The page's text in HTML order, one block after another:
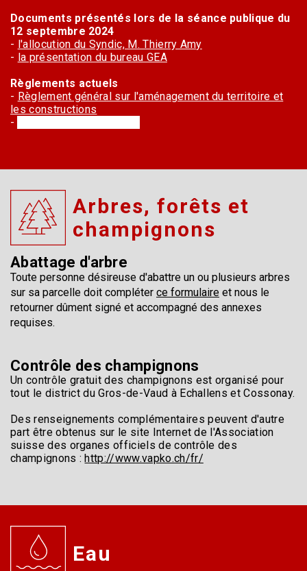
Documents présentés lors de la séance publique du
12 septembre 2024
- l'allocution du Syndic, M. Thierry Amy
- la présentation du bureau GEA
Règlements actuels
- Règlement général sur l'aménagement du territoire et
les constructions
-
Arbres, forêts et
champignons
Abattage d'arbre
Toute personne désireuse d'abattre un ou plusieurs arbres
sur sa parcelle doit compléter ce formulaire et nous le
retourner dûment signé et accompagné des annexes
requises.
Contrôle des champignons
Un contrôle gratuit des champignons est organisé pour
tout le district du Gros-de-Vaud à Echallens et Cossonay.
Des renseignements complémentaires peuvent d'autre
part être obtenus sur le site Internet de l'Association
suisse des organes officiels de contrôle des
champignons : http://www.vapko.ch/fr/
Eau